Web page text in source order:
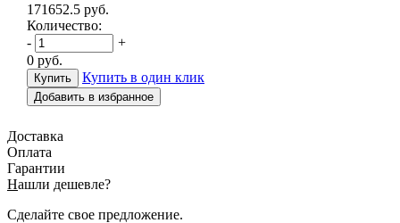
171652.5 руб.
Количество:
-
+
0 руб.
Купить в один клик
Добавить в избранное
Доставка
Оплата
Гарантии
Нашли дешевле?
Сделайте свое предложение.